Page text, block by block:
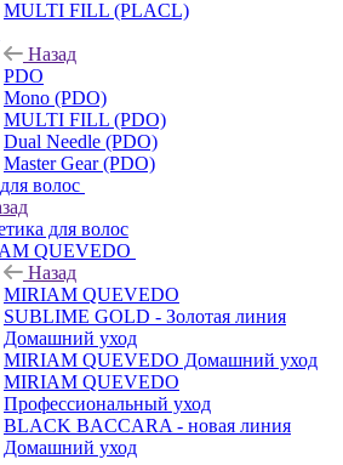
MULTI FILL (PLACL)
Назад
PDO
Mono (PDO)
MULTI FILL (PDO)
Dual Needle (PDO)
Master Gear (PDO)
волос
для волос
QUEVEDO
Назад
MIRIAM QUEVEDO
SUBLIME GOLD - Золотая линия
Домашний уход
MIRIAM QUEVEDO Домашний уход
MIRIAM QUEVEDO
Профессиональный уход
BLACK BACCARA - новая линия
Домашний уход